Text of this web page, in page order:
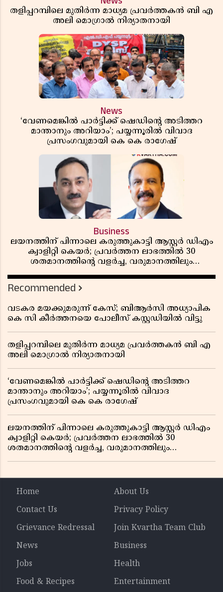
തളിപ്പറമ്പിലെ മുതിർന്ന മാധ്യമ പ്രവർത്തകൻ ബി എ
അലി മൊഗ്രാൽ നിര്യാതനായി
News
‘വേണമെങ്കിൽ പാർട്ടിക്ക് ഷെഡിൻ്റെ അടിത്തറ
മാന്താനും അറിയാം’; പയ്യന്നൂരിൽ വിവാദ
പ്രസംഗവുമായി കെ കെ രാഗേഷ്
Business
ലയനത്തിന് പിന്നാലെ കരുത്തുകാട്ടി ആസ്റ്റർ ഡിഎം
ക്വാളിറ്റി കെയർ; പ്രവർത്തന ലാഭത്തിൽ 30
ശതമാനത്തിൻ്റെ വളർച്ച, വരുമാനത്തിലും
റിപ്പോർട്ട് പുറത്ത്
Recommended
വടകര മയക്കുമരുന്ന് കേസ്; ബിആർസി അധ്യാപിക
കെ സി കീർത്തനയെ പോലീസ് കസ്റ്റഡിയിൽ വിട്ടു
തളിപ്പറമ്പിലെ മുതിർന്ന മാധ്യമ പ്രവർത്തകൻ ബി എ
അലി മൊഗ്രാൽ നിര്യാതനായി
‘വേണമെങ്കിൽ പാർട്ടിക്ക് ഷെഡിൻ്റെ അടിത്തറ
മാന്താനും അറിയാം’; പയ്യന്നൂരിൽ വിവാദ
പ്രസംഗവുമായി കെ കെ രാഗേഷ്
ലയനത്തിന് പിന്നാലെ കരുത്തുകാട്ടി ആസ്റ്റർ ഡിഎം
ക്വാളിറ്റി കെയർ; പ്രവർത്തന ലാഭത്തിൽ 30
ശതമാനത്തിൻ്റെ വളർച്ച, വരുമാനത്തിലും
Home
About Us
Contact Us
Privacy Policy
Grievance Redressal
Join Kvartha Team Club
News
Business
Jobs
Health
Food & Recipes
Entertainment